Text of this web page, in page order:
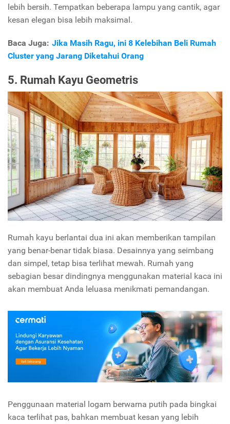
lebih bersih. Tempatkan beberapa lampu yang cantik, agar
kesan elegan bisa lebih maksimal.
Baca Juga: Jika Masih Ragu, ini 8 Kelebihan Beli Rumah
Cluster yang Jarang Diketahui Orang
5. Rumah Kayu Geometris
Rumah kayu berlantai dua ini akan memberikan tampilan
yang benar-benar tidak biasa. Desainnya yang seimbang
dan simpel, tetap bisa terlihat mewah. Rumah yang
sebagian besar dindingnya menggunakan material kaca ini
akan membuat Anda leluasa menikmati pemandangan.
Penggunaan material logam berwarna putih pada bingkai
kaca terlihat pas, bahkan membuat kesan yang lebih